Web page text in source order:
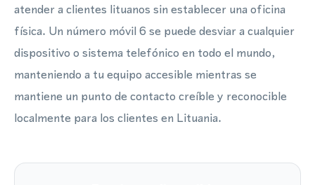
atender a clientes lituanos sin establecer una oficina
física. Un número móvil 6 se puede desviar a cualquier
dispositivo o sistema telefónico en todo el mundo,
manteniendo a tu equipo accesible mientras se
mantiene un punto de contacto creíble y reconocible
localmente para los clientes en Lituania.